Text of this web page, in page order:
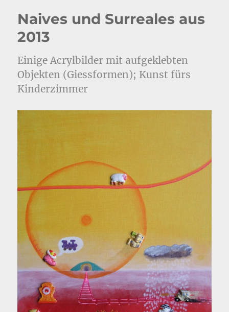
Naives und Surreales aus
2013
Einige Acrylbilder mit aufgeklebten
Objekten (Giessformen); Kunst fürs
Kinderzimmer